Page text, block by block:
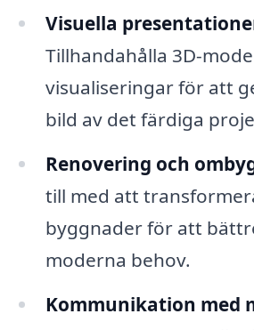
Visuella
Tillhandahålla 3D-
visualiseringar för att
bild av det färdiga
Renovering och
till med att
byggnader för att
moderna behov.
Kommunikation med